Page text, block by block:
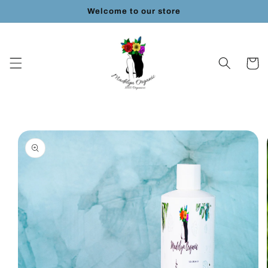
al contenido
Welcome to our store
Carrito
directamente
a la
información